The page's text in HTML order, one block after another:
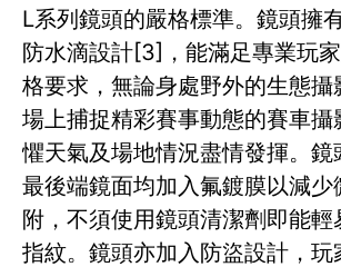
L系列鏡頭的嚴格標準。鏡頭擁
防水滴設計[3]，能滿足專業玩
格要求，無論身處野外的生態攝
場上捕捉精彩賽事動態的賽車攝
懼天氣及場地情況盡情發揮。鏡
最後端鏡面均加入氟鍍膜以減少
附，不須使用鏡頭清潔劑即能輕
指紋。鏡頭亦加入防盜設計，玩